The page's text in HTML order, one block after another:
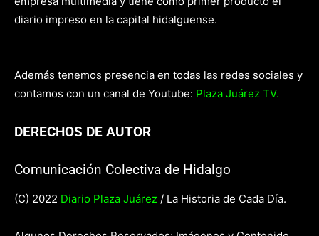
diario impreso en la capital hidalguense.
Además tenemos presencia en todas las redes sociales y
contamos con un canal de Youtube: Plaza Juárez TV.
DERECHOS DE AUTOR
Comunicación Colectiva de Hidalgo
(C) 2022 Diario Plaza Juárez / La Historia de Cada Día.